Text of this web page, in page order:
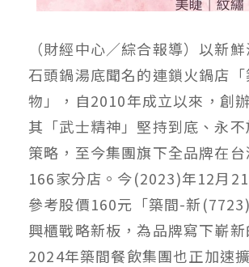
（財經中心／綜合報導）以新
石頭鍋湯底聞名的連鎖火鍋店
物」，自2010年成立以來，創
其「武士精神」堅持到底、永
策略，至今集團旗下全品牌在
166家分店。今(2023)年12月
參考股價160元「築間-新
興櫃戰略新板，為品牌寫下嶄新
2024年築間餐飲集團也正加速